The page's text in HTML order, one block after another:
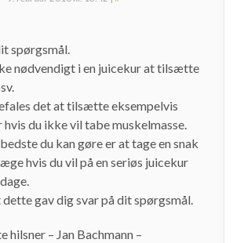
spørgsmål.
nødvendigt i en juicekur at tilsætte
det at tilsætte eksempelvis
du ikke vil tabe muskelmasse.
du kan gøre er at tage en snak
hvis du vil på en seriøs juicekur
gav dig svar på dit spørgsmål.
hilsner – Jan Bachmann –